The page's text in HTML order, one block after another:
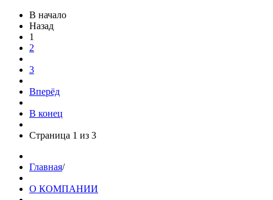
В начало
Назад
1
2
3
Вперёд
В конец
Страница 1 из 3
Главная/
О КОМПАНИИ